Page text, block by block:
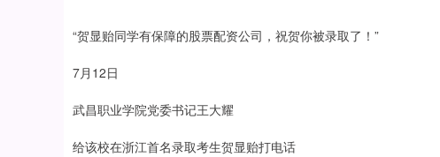
“贺显贻同学有保障的股票配资公司，祝贺你被录取了！”
7月12日
武昌职业学院党委书记王大耀
给该校在浙江首名录取考生贺显贻打电话